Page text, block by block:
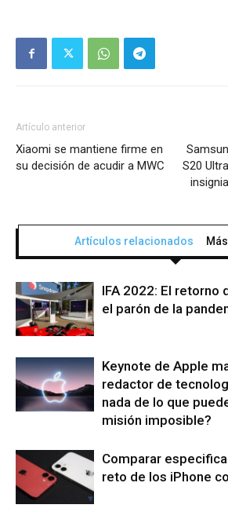
Artículo anterior
Xiaomi se mantiene firme en
su decisión de acudir a MWC
S20
Artículos relacionados
IFA 2022: El retorno
el parón de la
Keynote de Apple
redactor de
nada de lo que
misión imposible?
Comparar
reto de los iPhone